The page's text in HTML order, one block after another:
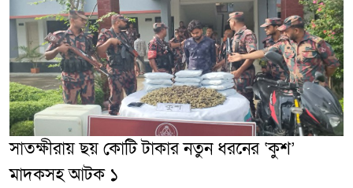
সাতক্ষীরায় ছয় কোটি টাকার নতুন ধরনের ‘কুশ’
মাদকসহ আটক ১